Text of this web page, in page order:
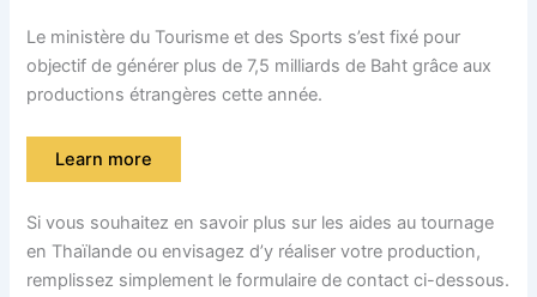
Le ministère du Tourisme et des Sports s’est fixé pour
objectif de générer plus de 7,5 milliards de Baht grâce aux
productions étrangères cette année.
Learn more
Si vous souhaitez en savoir plus sur les aides au tournage
en Thaïlande ou envisagez d’y réaliser votre production,
remplissez simplement le formulaire de contact ci-dessous.